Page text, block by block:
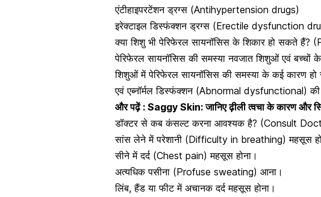
एंटीहाइपरटेंशन ड्रग्स (Antihypertension drugs)
इरेक्टाइल डिस्फंक्शनड्रग्स (Erectile dysfunction
क्या शिशु भी पेरिफेरल सायनॉसिस के शिकार हो सकते
पेरिफेरल सायनॉसिस की समस्या नवजात शिशुओं एवं
शिशुओं में पेरिफेरल सायनॉसिस की समस्या के कई कारण
एवं एब्नॉर्मल डिस्फंक्शन (Abnormal dysfunctional) की
और पढ़ें : Saggy Skin: जानिए ढ़ीली त्वचा के कारण और
डॉक्टर से कब कंसल्ट करना आवश्यक है? (Consult
सांस लेने में परेशानी (Difficulty in breathing) महसूस
सीने में दर्द(Chest pain) महसूस होना।
अत्यधिक पसीना (Profuse sweating) आना।
लिंब, हैंड या फीट में अचानक दर्द महसूस होना।